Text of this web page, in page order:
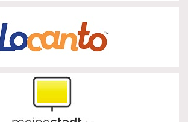
zur Partnerseite
meinestadt.de
zur Partnerseite